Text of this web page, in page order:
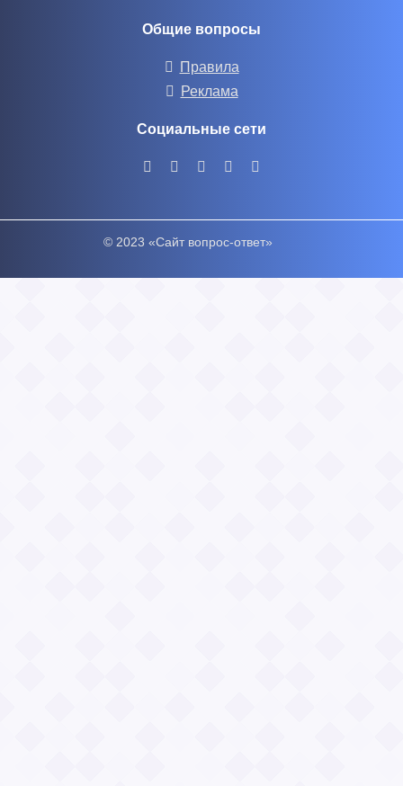
Общие вопросы
Правила
Реклама
Социальные сети
© 2023 «Сайт вопрос-ответ»